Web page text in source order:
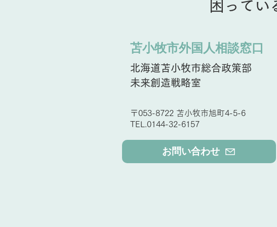
困ってい
苫小牧市外国人相談窓口
北海道苫小牧市総合政策部
未来創造戦略室
〒053-8722 苫小牧市旭町4-5-6
TEL.0144-32-6157
お問い合わせ